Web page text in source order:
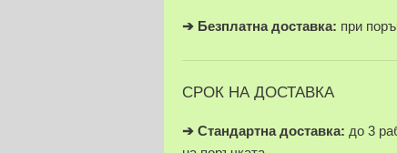
➔ Безплатна доставка: при
СРОК НА ДОСТАВКА
➔ Стандартна доставка: до 3